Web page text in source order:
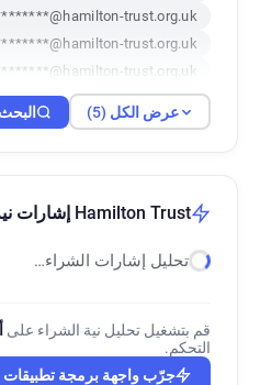
trust.org.uk
trust.org.uk
trust.org.uk
e*****@hamilton-trust.org.uk
عرض الكل (5)
Hamilton Trust إشارات نية الشراء
تحليل إشارات الشراء…
قم بتشغيل تحليل نية الشراء على
التحكم.
جرّب واجهة برمجة تطبيقات